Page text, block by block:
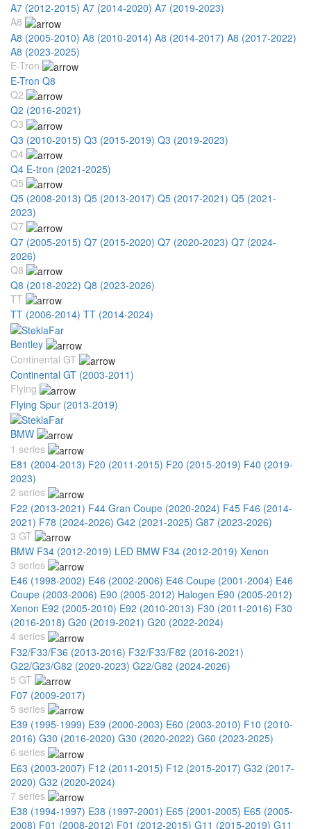
A7 (2012-2015) A7 (2014-2020) A7 (2019-2023)
A8
A8 (2005-2010) A8 (2010-2014) A8 (2014-2017) A8 (2017-2022)
A8 (2023-2025)
E-Tron
E-Tron Q8
Q2
Q2 (2016-2021)
Q3
Q3 (2010-2015) Q3 (2015-2019) Q3 (2019-2023)
Q4
Q4 E-tron (2021-2025)
Q5
Q5 (2008-2013) Q5 (2013-2017) Q5 (2017-2021) Q5 (2021-
2023)
Q7
Q7 (2005-2015) Q7 (2015-2020) Q7 (2020-2023) Q7 (2024-
2026)
Q8
Q8 (2018-2022) Q8 (2023-2026)
TT
TT (2006-2014) TT (2014-2024)
Bentley
Continental GT
Continental GT (2003-2011)
Flying
Flying Spur (2013-2019)
BMW
1 series
E81 (2004-2013) F20 (2011-2015) F20 (2015-2019) F40 (2019-
2023)
2 series
F22 (2013-2021) F44 Gran Coupe (2020-2024) F45 F46 (2014-
2021) F78 (2024-2026) G42 (2021-2025) G87 (2023-2026)
3 GT
BMW F34 (2012-2019) LED BMW F34 (2012-2019) Xenon
3 series
E46 (1998-2002) E46 (2002-2006) E46 Coupe (2001-2004) E46
Coupe (2003-2006) E90 (2005-2012) Halogen E90 (2005-2012)
Xenon E92 (2005-2010) E92 (2010-2013) F30 (2011-2016) F30
(2016-2018) G20 (2019-2021) G20 (2022-2024)
4 series
F32/F33/F36 (2013-2016) F32/F33/F82 (2016-2021)
G22/G23/G82 (2020-2023) G22/G82 (2024-2026)
5 GT
F07 (2009-2017)
5 series
E39 (1995-1999) E39 (2000-2003) E60 (2003-2010) F10 (2010-
2016) G30 (2016-2020) G30 (2020-2022) G60 (2023-2025)
6 series
E63 (2003-2007) F12 (2011-2015) F12 (2015-2017) G32 (2017-
2020) G32 (2020-2024)
7 series
E38 (1994-1997) E38 (1997-2001) E65 (2001-2005) E65 (2005-
2008) F01 (2008-2012) F01 (2012-2015) G11 (2015-2019) G11